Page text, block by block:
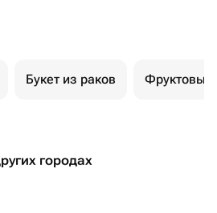
Букет из раков Фруктовый
городах